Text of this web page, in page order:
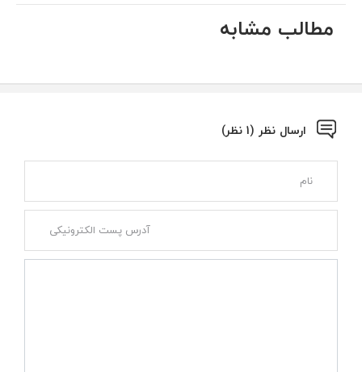
مطالب مشابه
ارسال نظر (1 نظر)